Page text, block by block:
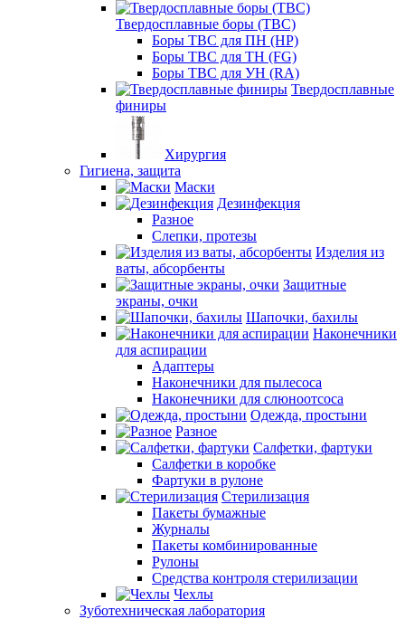
Твердосплавные боры (ТВС)
Боры ТВС для ПН (HP)
Боры ТВС для ТН (FG)
Боры ТВС для УН (RA)
Твердосплавные
финиры
Хирургия
Гигиена, защита
Маски
Дезинфекция
Разное
Слепки, протезы
Изделия из
ваты, абсорбенты
Защитные
экраны, очки
Шапочки, бахилы
Наконечники
для аспирации
Адаптеры
Наконечники для пылесоса
Наконечники для слюноотсоса
Одежда, простыни
Разное
Салфетки, фартуки
Салфетки в коробке
Фартуки в рулоне
Стерилизация
Пакеты бумажные
Журналы
Пакеты комбинированные
Рулоны
Средства контроля стерилизации
Чехлы
Зуботехническая лаборатория